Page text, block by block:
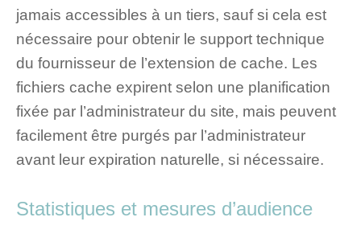
jamais accessibles à un tiers, sauf si cela est
nécessaire pour obtenir le support technique
du fournisseur de l’extension de cache. Les
fichiers cache expirent selon une planification
fixée par l’administrateur du site, mais peuvent
facilement être purgés par l’administrateur
avant leur expiration naturelle, si nécessaire.
Statistiques et mesures d’audience